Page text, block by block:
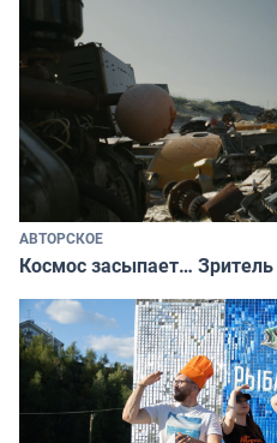
АВТОРСКОЕ
Космос засыпает…